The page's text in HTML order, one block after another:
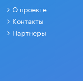
О проекте
Контакты
Партнеры